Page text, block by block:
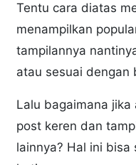
Tentu cara diatas
menampilkan
tampilannya
atau sesuai dengan
Lalu bagaimana
post keren dan
lainnya? Hal ini bisa